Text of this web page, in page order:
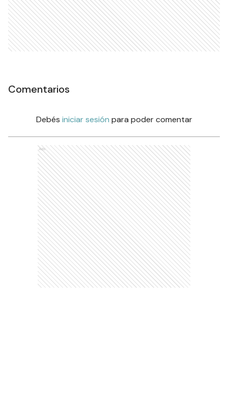
Comentarios
Debés iniciar sesión para poder comentar
Ads